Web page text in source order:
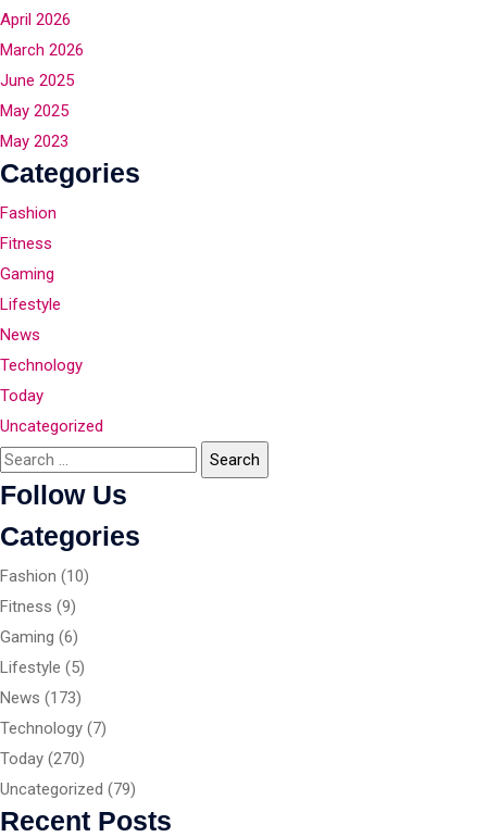
April 2026
March 2026
June 2025
May 2025
May 2023
Categories
Fashion
Fitness
Gaming
Lifestyle
News
Technology
Today
Uncategorized
Follow Us
Categories
Fashion (10)
Fitness (9)
Gaming (6)
Lifestyle (5)
News (173)
Technology (7)
Today (270)
Uncategorized (79)
Recent Posts